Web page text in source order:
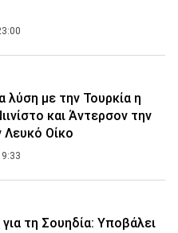
λύση με την Τουρκία η
και Άντερσον την
Οίκο
τη Σουηδία: Υποβάλει